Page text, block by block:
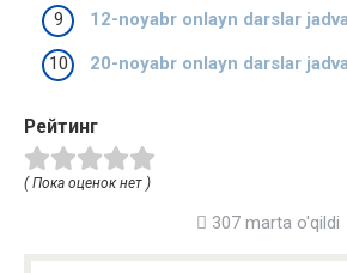
12-noyabr onlayn darslar
20-noyabr onlayn darslar
Рейтинг
( Пока оценок нет )
307 marta o'qildi